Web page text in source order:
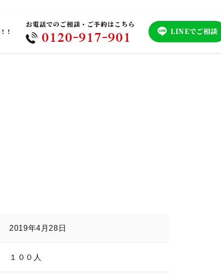
！
お電話でのご相談・ご予約はこちら
0120-917-901 LINEでご相談
2019年4月28日
１００人